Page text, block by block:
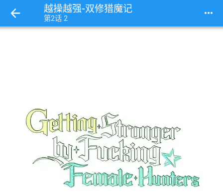
越操越强-双修猎魔记
第2话 2 more_horiz